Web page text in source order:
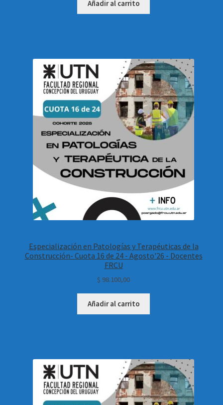
Añadir al carrito
Especialización en Patologías y Terapéuticas de la
Construcción- Cuota 16 de 24 - Agosto'26 - Docentes
FRCU
$ 98.100,00
Añadir al carrito